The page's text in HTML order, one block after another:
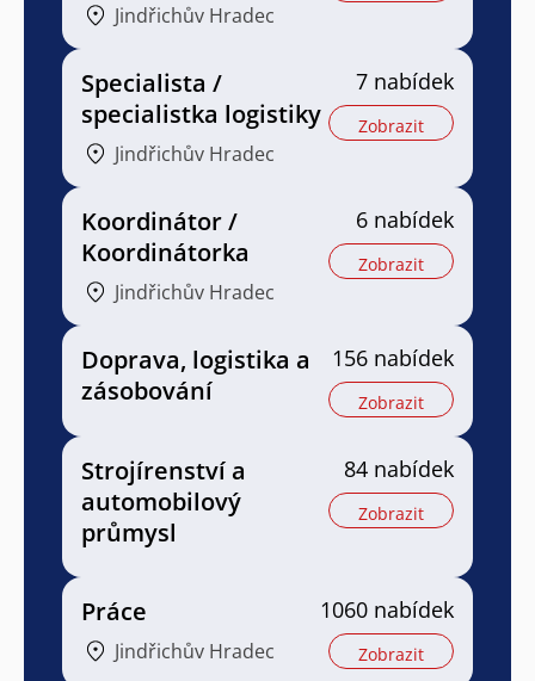
Jindřichův Hradec
Specialista /
specialistka logistiky
Jindřichův Hradec
7 nabídek
Zobrazit
Koordinátor /
Koordinátorka
Jindřichův Hradec
6 nabídek
Zobrazit
Doprava, logistika a
zásobování
156 nabídek
Zobrazit
Strojírenství a
automobilový
průmysl
84 nabídek
Zobrazit
Práce
Jindřichův Hradec
1060 nabídek
Zobrazit